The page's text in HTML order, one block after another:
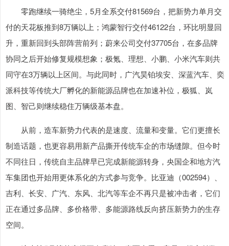
零跑继续一骑绝尘，5月全系交付81569台，把新势力单月交
付的天花板推到8万辆以上；鸿蒙智行交付46122台，环比明显回
升，重新回到头部阵营前列；蔚来公司交付37705台，在多品牌
协同之后开始修复规模想象；极氪、理想、小鹏、小米汽车则共
同守在3万辆以上区间。与此同时，广汽昊铂埃安、深蓝汽车、奕
派科技等传统大厂孵化的新能源品牌也在加速补位，极狐、岚
图、智己则继续稳住万辆级基本盘。
从前，造车新势力代表的是速度、流量和变量。它们更擅长
制造话题，也更容易用新产品撕开传统车企的市场缝隙。但今时
不同往日，传统自主品牌早已完成新能源转身，央国企和地方汽
车集团也开始用更体系化的方式参与竞争。比亚迪（002594）、
吉利、长安、广汽、东风、北汽等车企不再只是被冲击者，它们
正在通过多品牌、多价格带、多能源路线反向挤压新势力的生存
空间。